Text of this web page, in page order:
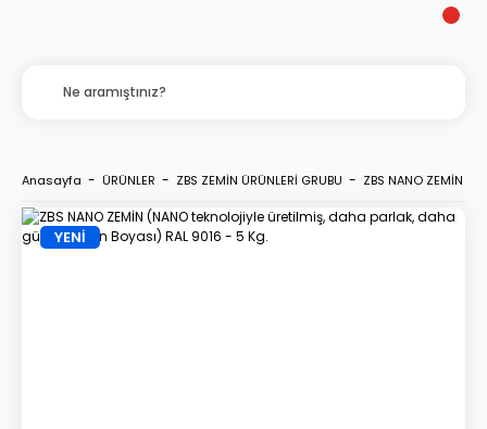
Anasayfa ÜRÜNLER ZBS ZEMİN ÜRÜNLERİ GRUBU ZBS NANO ZEMİN
YENİ